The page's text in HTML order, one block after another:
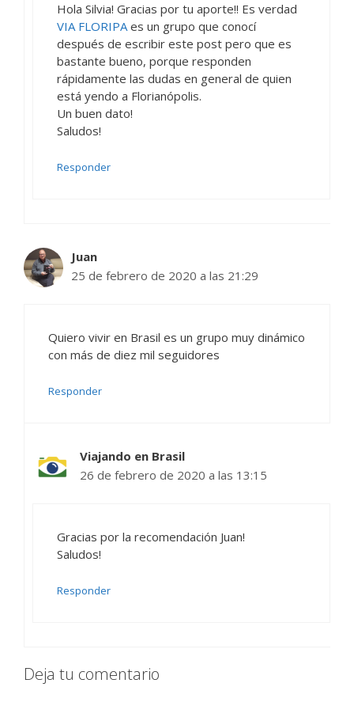
Hola Silvia! Gracias por tu aporte!! Es verdad
VIA FLORIPAes un grupo que conocí
después de escribir este post pero que es
bastante bueno, porque responden
rápidamente las dudas en general de quien
está yendo a Florianópolis.
Un buen dato!
Saludos!
Responder
Juan
25 de febrero de 2020 a las 21:29
Quiero vivir en Brasil es un grupo muy dinámico
con más de diez mil seguidores
Responder
Viajando en Brasil
26 de febrero de 2020 a las 13:15
Gracias por la recomendación Juan!
Saludos!
Responder
Deja tu comentario